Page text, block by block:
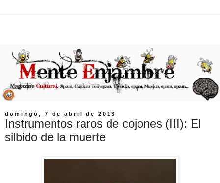
domingo, 7 de abril de 2013
Instrumentos raros de cojones (III): El
silbido de la muerte